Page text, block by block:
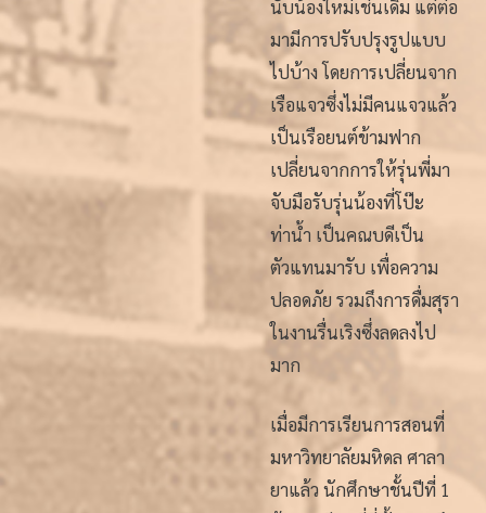
นับน้องใหม่เช่นเดิม แต่ต่อ
มามีการปรับปรุงรูปแบบ
ไปบ้าง โดยการเปลี่ยนจาก
เรือแจวซึ่งไม่มีคนแจวแล้ว
เป็นเรือยนต์ข้ามฟาก
เปลี่ยนจากการให้รุ่นพี่มา
จับมือรับรุ่นน้องที่โป๊ะ
ท่าน้ำ เป็นคณบดีเป็น
ตัวแทนมารับ เพื่อความ
ปลอดภัย รวมถึงการดื่มสุรา
ในงานรื่นเริงซึ่งลดลงไป
มาก
เมื่อมีการเรียนการสอนที่
มหาวิทยาลัยมหิดล ศาลา
ยาแล้ว นักศึกษาชั้นปีที่ 1